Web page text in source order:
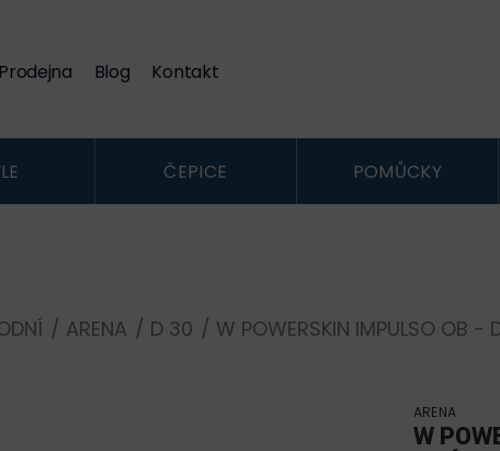
Prodejna Blog Kontakt
ČEPICE POMŮCKY
/ ARENA / D 30 / W POWERSKIN IMPULSO OB -
ARENA
W